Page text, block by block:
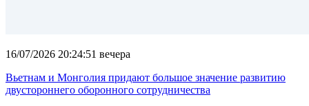
16/07/2026 20:24:51 вечера
Вьетнам и Монголия придают большое значение развитию
двустороннего оборонного сотрудничества